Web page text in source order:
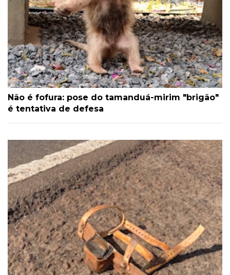
Não é fofura: pose do tamanduá-mirim "brigão"
é tentativa de defesa